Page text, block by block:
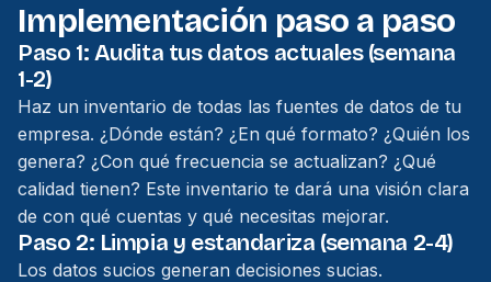
Implementación paso a paso
Paso 1: Audita tus datos actuales (semana
1-2)
Haz un inventario de todas las fuentes de datos de tu
empresa. ¿Dónde están? ¿En qué formato? ¿Quién los
genera? ¿Con qué frecuencia se actualizan? ¿Qué
calidad tienen? Este inventario te dará una visión clara
de con qué cuentas y qué necesitas mejorar.
Paso 2: Limpia y estandariza (semana 2-4)
Los datos sucios generan decisiones sucias.